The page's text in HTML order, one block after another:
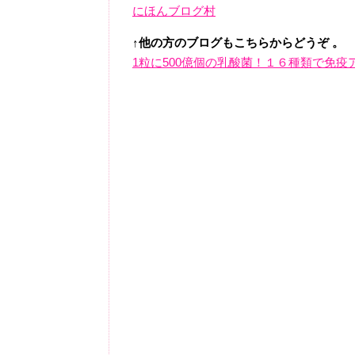
にほんブログ村
↑他の方のブログもこちらからどうぞ 。
1粒に500億個の乳酸菌！１６種類で免疫